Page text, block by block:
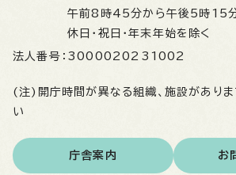
午前8時45分から午後5時15
休日・祝日・年末年始を除く
法人番号： 3000020231002
(注)開庁時間が異なる組織、施設があり
い
庁舎案内 お